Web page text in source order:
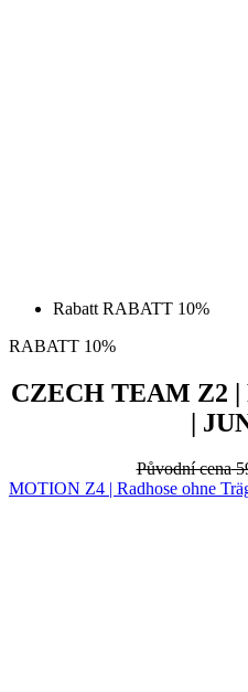
Rabatt RABATT 10%
RABATT 10%
CZECH TEAM Z2
|
Původní cena
MOTION Z4 | Radhose ohne